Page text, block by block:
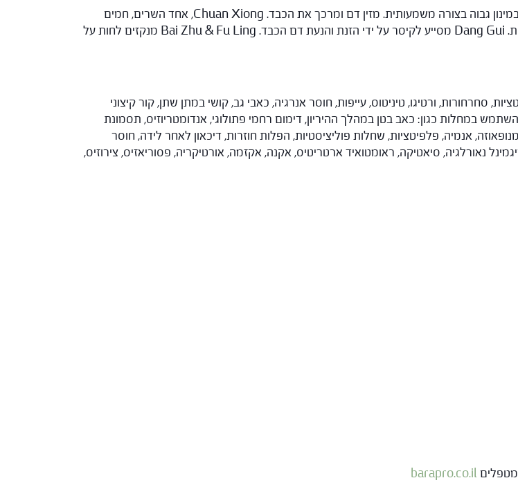
: Bai Shao, הקיסר, קריר, חמוץ ומריר נמצא בפורמולה הזו במינון גבוה בצורה משמעותית. מזין דם ומרכך את הכבד. Chuan Xiong, אחד השרים, חמים
וחריף מניע דם וצ'י, בזמן ש Ze Xie, השר השני, קר, מתוק ותפל ומשתן לחות. Dang Gui מסייע לקיסר על ידי הזנת והנעת דם הכבד. Bai Zhu & Fu Ling מנקזים לחות על
סחרחורות, ורטיגו, טיניטוס, עייפות, חוסר אנרגיה, כאבי גב, קושי במתן שתן, קור קיצוני
במחלות כגון: כאב בטן במהלך ההיריון, דימום רחמי פתולוגי, אנדומטריוזיס, תסמונת
אנמיה, פלפיטציות, שחלות פוליציסטיות, הפלות חוזרות, דיכאון לאחר לידה, חוסר
נאורלגיה, סיאטיקה, ראומטואיד ארטריטיס, אקנה, אקזמה, אורטיקריה, פסוריאזיס, צירוזיס,
barapro.co.il